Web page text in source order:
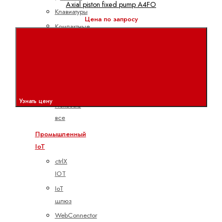
Клавиатуры
Компактные
Показать
все
Промышленный
IoT
ctrlX
IOT
IoT
шлюз
WebConnector
Axial piston fixed pump A4FO
Цена по запросу
Узнать цену